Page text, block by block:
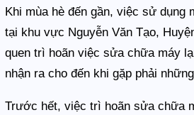
Khi mùa hè đến gần, việc sử dụng
tại khu vực Nguyễn Văn Tạo,
quen trì hoãn việc sửa chữa máy
nhận ra cho đến khi gặp phải
Trước hết, việc trì hoãn sửa chữa